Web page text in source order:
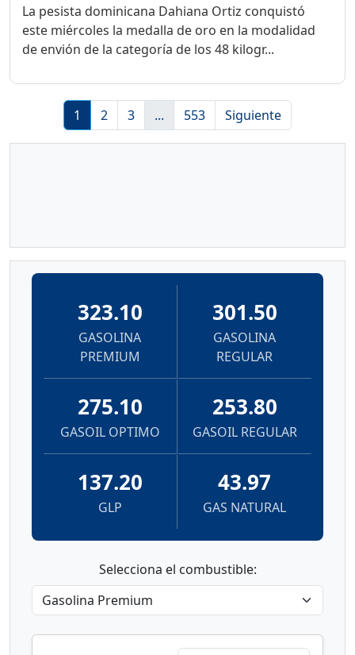
La pesista dominicana Dahiana Ortiz conquistó
este miércoles la medalla de oro en la modalidad
de envión de la categoría de los 48 kilogr...
1 2 3 ... 553 Siguiente
323.10
GASOLINA
PREMIUM
301.50
GASOLINA
REGULAR
275.10
GASOIL OPTIMO
253.80
GASOIL REGULAR
137.20
GLP
43.97
GAS NATURAL
Selecciona el combustible: